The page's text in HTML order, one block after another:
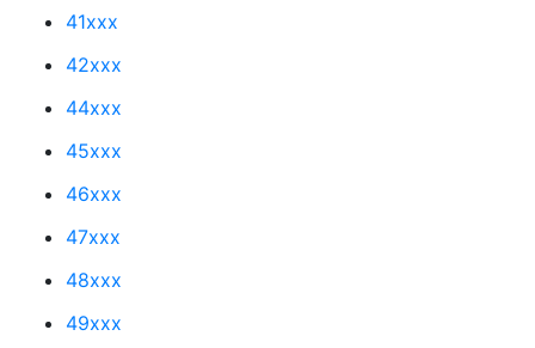
41xxx
42xxx
44xxx
45xxx
46xxx
47xxx
48xxx
49xxx